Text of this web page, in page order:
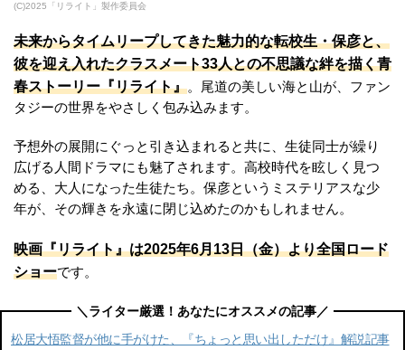
(C)2025「リライト」製作委員会
未来からタイムリープしてきた魅力的な転校生・保彦と、
彼を迎え入れたクラスメート33人との不思議な絆を描く青
春ストーリー『リライト』。尾道の美しい海と山が、ファン
タジーの世界をやさしく包み込みます。
予想外の展開にぐっと引き込まれると共に、生徒同士が繰り
広げる人間ドラマにも魅了されます。高校時代を眩しく見つ
める、大人になった生徒たち。保彦というミステリアスな少
年が、その輝きを永遠に閉じ込めたのかもしれません。
映画『リライト』は2025年6月13日（金）より全国ロード
ショーです。
松居大悟監督が他に手がけた、『ちょっと思い出しただけ』解説記事